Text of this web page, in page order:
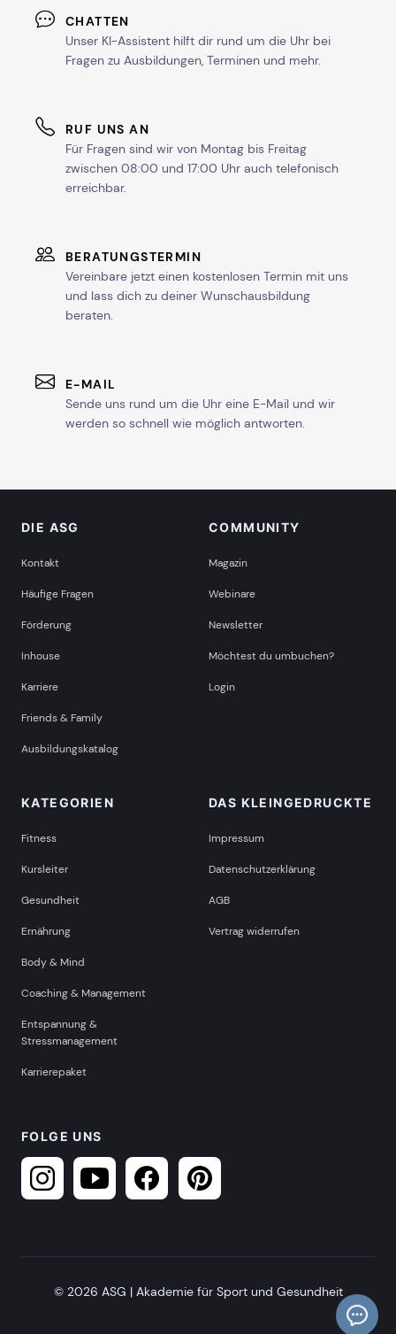
CHATTEN
Unser KI-Assistent hilft dir rund um die Uhr bei
Fragen zu Ausbildungen, Terminen und mehr.
RUF UNS AN
Für Fragen sind wir von Montag bis Freitag
zwischen 08:00 und 17:00 Uhr auch telefonisch
erreichbar.
BERATUNGSTERMIN
Vereinbare jetzt einen kostenlosen Termin mit uns
und lass dich zu deiner Wunschausbildung
beraten.
E-MAIL
Sende uns rund um die Uhr eine E-Mail und wir
werden so schnell wie möglich antworten.
DIE ASG
Kontakt
Häufige Fragen
Förderung
Inhouse
Karriere
Friends & Family
Ausbildungskatalog
COMMUNITY
Magazin
Webinare
Newsletter
Möchtest du umbuchen?
Login
KATEGORIEN
Fitness
Kursleiter
Gesundheit
Ernährung
Body & Mind
Coaching & Management
Entspannung &
Stressmanagement
Karrierepaket
DAS KLEINGEDRUCKTE
Impressum
Datenschutzerklärung
AGB
Vertrag widerrufen
FOLGE UNS
© 2026 ASG | Akademie für Sport und Gesundheit